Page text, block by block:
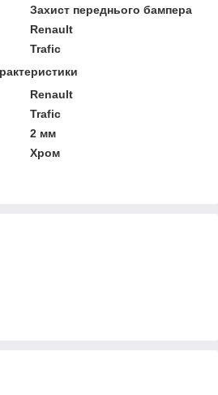
Захист переднього бампера
Renault
Trafic
Renault
Trafic
2 мм
Хром